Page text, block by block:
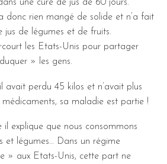
une cure de jus de 60 jours.
donc rien mangé de solide et n’a fait
jus de légumes et de fruits.
les Etats-Unis pour partager
» les gens.
avait perdu 45 kilos et n’avait plus
sa maladie est partie !
il explique que nous consommons
et légumes… Dans un régime
» aux Etats-Unis, cette part ne